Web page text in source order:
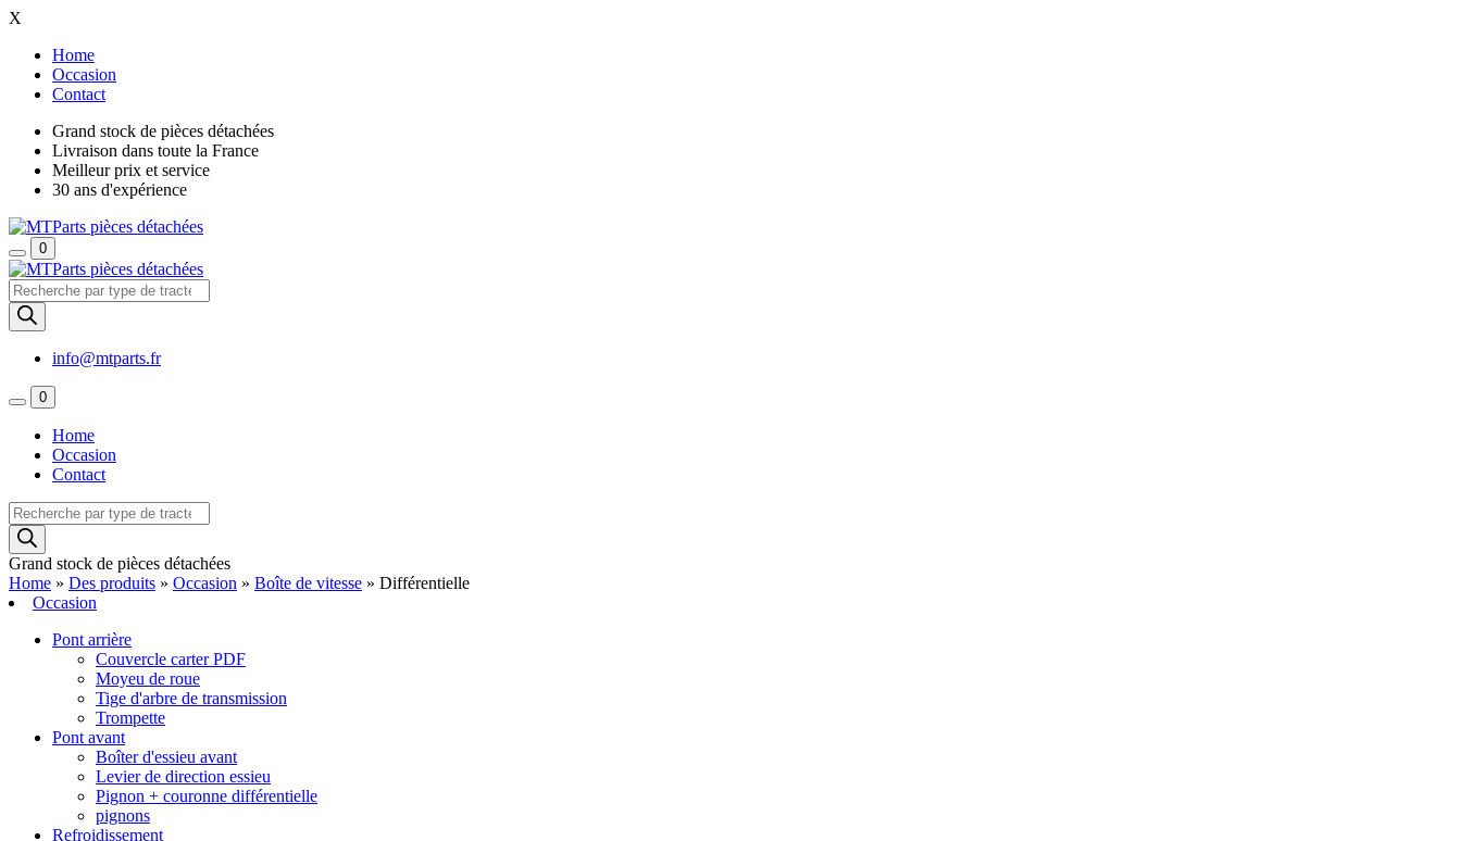
X
Home
Occasion
Contact
Grand stock de pièces détachées
Livraison dans toute la France
Meilleur prix et service
30 ans d'expérience
0
Recherche
de
produits
info@mtparts.fr
0
Home
Occasion
Contact
Recherche
de
produits
Grand stock de pièces détachées
Home » Des produits » Occasion » Boîte de vitesse » Différentielle
Occasion
Pont arrière
Couvercle carter PDF
Moyeu de roue
Tige d'arbre de transmission
Trompette
Pont avant
Boîter d'essieu avant
Levier de direction essieu
Pignon + couronne différentielle
pignons
Refroidissement